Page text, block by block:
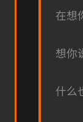
在想
想你
什么